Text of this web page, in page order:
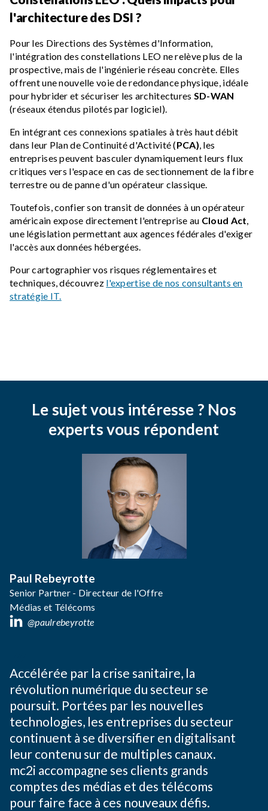
l'architecture des DSI ?
Pour les Directions des Systèmes d'Information,
l'intégration des constellations LEO ne relève plus de la
prospective, mais de l'ingénierie réseau concrète. Elles
offrent une nouvelle voie de redondance physique, idéale
pour hybrider et sécuriser les architectures SD-WAN
(réseaux étendus pilotés par logiciel).
En intégrant ces connexions spatiales à très haut débit
dans leur Plan de Continuité d'Activité (PCA), les
entreprises peuvent basculer dynamiquement leurs flux
critiques vers l'espace en cas de sectionnement de la fibre
terrestre ou de panne d'un opérateur classique.
Toutefois, confier son transit de données à un opérateur
américain expose directement l'entreprise au Cloud Act,
une législation permettant aux agences fédérales d'exiger
l'accès aux données hébergées.
Pour cartographier vos risques réglementaires et
techniques, découvrez l'expertise de nos consultants en
stratégie IT.
Le sujet vous intéresse ? Nos
experts vous répondent
Paul Rebeyrotte
Senior Partner - Directeur de l'Offre
Médias et Télécoms
@paulrebeyrotte
Accélérée par la crise sanitaire, la
révolution numérique du secteur se
poursuit. Portées par les nouvelles
technologies, les entreprises du secteur
continuent à se diversifier en digitalisant
leur contenu sur de multiples canaux.
mc2i accompagne ses clients grands
comptes des médias et des télécoms
pour faire face à ces nouveaux défis.